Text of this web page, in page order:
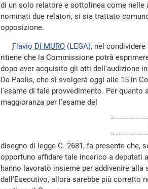
di un solo relatore e sottolinea come
nominati due relatori, si sia trattato
opposizione.
Flavio DI MURO (LEGA), nel
ritiene che la Commissione potrà
dopo aver acquisito gli atti dell'audizione
De Paolis, che si svolgerà oggi alle 15 in
l'esame di tale provvedimento. Per
maggioranza per l'esame del
disegno di legge C. 2681, fa presente che,
opportuno affidare tale incarico a deputati
hanno lavorato insieme per addivenire
dall'Esecutivo, allora sarebbe più corretto